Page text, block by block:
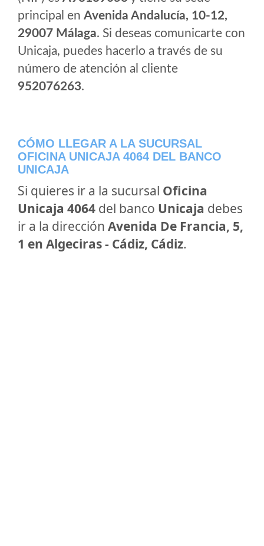
principal en Avenida Andalucía, 10-12,
29007 Málaga. Si deseas comunicarte con
Unicaja, puedes hacerlo a través de su
número de atención al cliente
952076263.
CÓMO LLEGAR A LA SUCURSAL
OFICINA UNICAJA 4064 DEL BANCO
UNICAJA
Si quieres ir a la sucursal Oficina
Unicaja 4064 del banco Unicaja debes
ir a la dirección Avenida De Francia, 5,
1 en Algeciras - Cádiz, Cádiz.